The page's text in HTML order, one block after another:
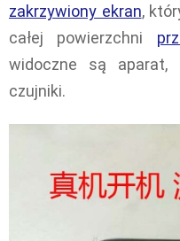
zakrzywiony ekran,
całej powierzchni
widoczne są aparat,
czujniki.